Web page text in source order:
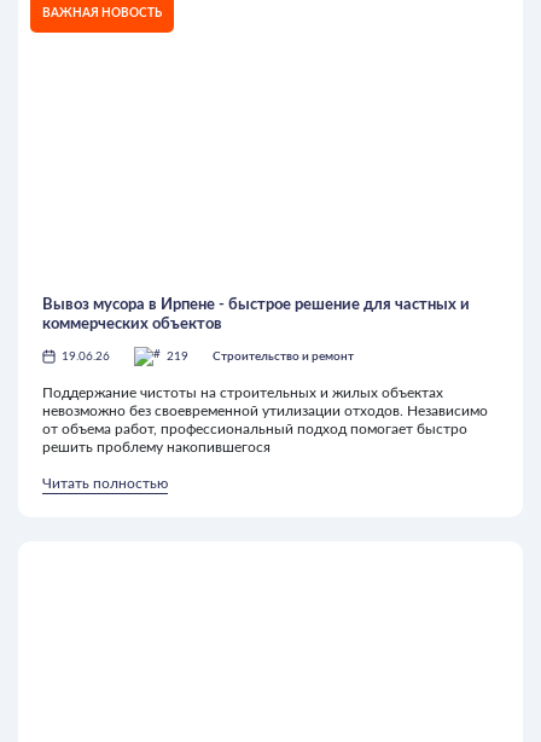
ВАЖНАЯ НОВОСТЬ
Вывоз мусора в Ирпене - быстрое решение для частных и
коммерческих объектов
19.06.26 219 Строительство и ремонт
Поддержание чистоты на строительных и жилых объектах
невозможно без своевременной утилизации отходов. Независимо
от объема работ, профессиональный подход помогает быстро
решить проблему накопившегося
Читать полностью